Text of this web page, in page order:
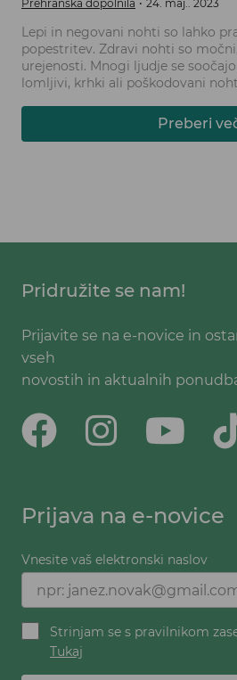
Prehranska dopolnila 24. maj.. 2023
Lepi in negovani nohti so lahko
popestritev. Zdravi nohti so
urejenosti. Mnogi ljudje se
lomljivi, krhki ali poškodovani
Preberi
Pridružite se nam!
Prijavite se na e-novice in
vseh
novostih in aktualnih
Prijava na e-novice
Vnesite vaš elektronski naslov
Strinjam se s pravilnikom
Tukaj